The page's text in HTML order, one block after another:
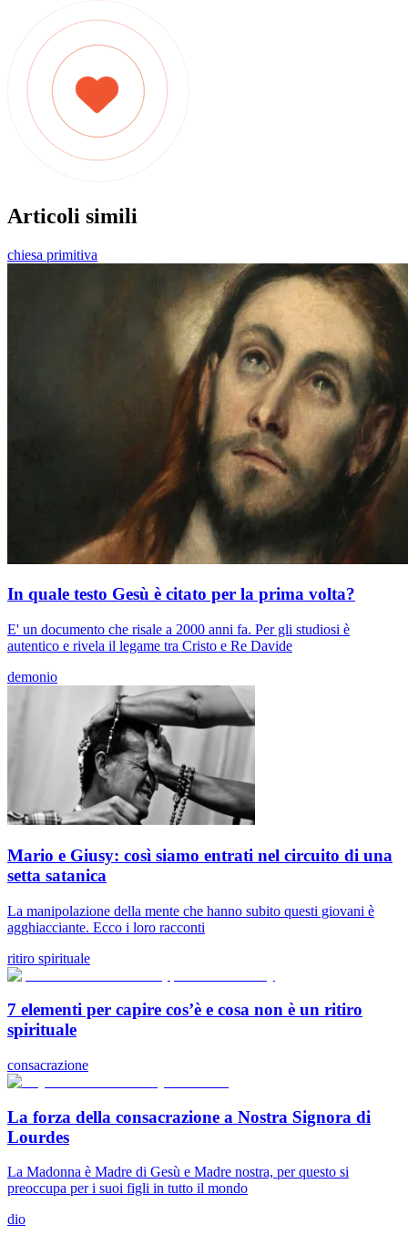
Articoli simili
chiesa primitiva
In quale testo Gesù è citato per la prima volta?
E' un documento che risale a 2000 anni fa. Per gli studiosi è
autentico e rivela il legame tra Cristo e Re Davide
demonio
Mario e Giusy: così siamo entrati nel circuito di una
setta satanica
La manipolazione della mente che hanno subito questi giovani è
agghiacciante. Ecco i loro racconti
ritiro spirituale
7 elementi per capire cos’è e cosa non è un ritiro
spirituale
consacrazione
La forza della consacrazione a Nostra Signora di
Lourdes
La Madonna è Madre di Gesù e Madre nostra, per questo si
preoccupa per i suoi figli in tutto il mondo
dio